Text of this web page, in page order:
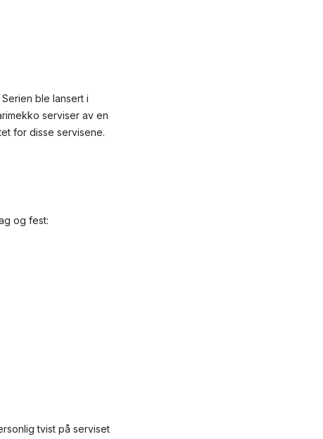
ble lansert i
serviser av en
for disse servisene.
og fest:
tvist på serviset